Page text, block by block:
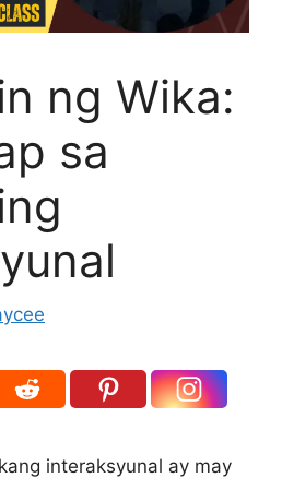
ng Wika:
sa
interaksyunal ay may